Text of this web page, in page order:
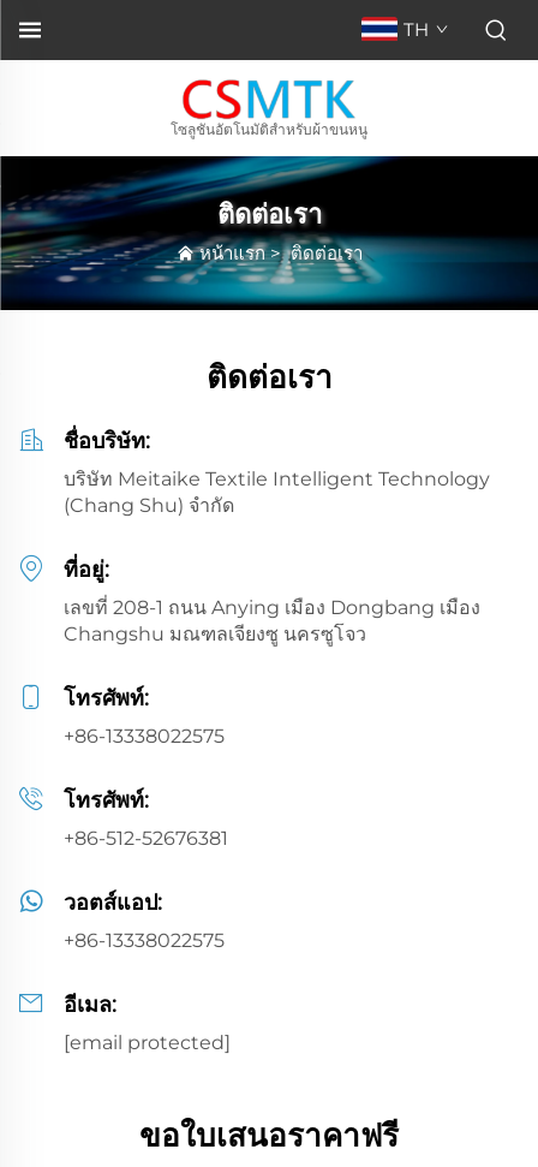
TH
โซลูชันอัตโนมัติสำหรับผ้าขนหนู
ติดต่อเรา
หน้าแรก>ติดต่อเรา
ติดต่อเรา
ชื่อบริษัท:
บริษัท Meitaike Textile Intelligent Technology
(Chang Shu) จำกัด
ที่อยู่:
เลขที่ 208-1 ถนน Anying เมือง Dongbang เมือง
Changshu มณฑลเจียงซู นครซูโจว
โทรศัพท์:
+86-13338022575
โทรศัพท์:
+86-512-52676381
วอตส์แอป:
+86-13338022575
อีเมล:
[email protected]
ขอใบเสนอราคาฟรี